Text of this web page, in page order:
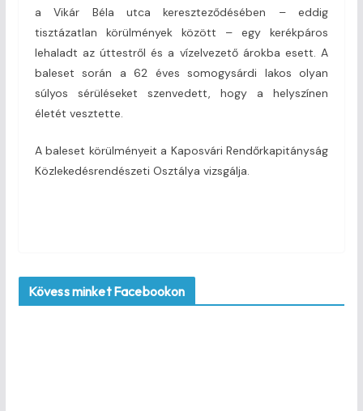
a Vikár Béla utca kereszteződésében – eddig
tisztázatlan körülmények között – egy kerékpáros
lehaladt az úttestről és a vízelvezető árokba esett. A
baleset során a 62 éves somogysárdi lakos olyan
súlyos sérüléseket szenvedett, hogy a helyszínen
életét vesztette.
A baleset körülményeit a Kaposvári Rendőrkapitányság
Közlekedésrendészeti Osztálya vizsgálja.
Kövess minket Facebookon